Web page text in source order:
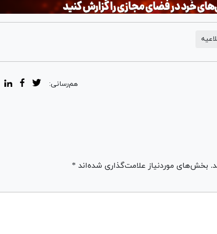
هم‌رسانی:
بخش‌های موردنیاز علامت‌گذاری شده‌اند *